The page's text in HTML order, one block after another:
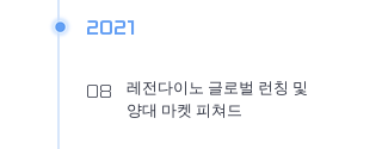
2021
08
레전다이노 글로벌 런칭 및
​양대 마켓 피쳐드